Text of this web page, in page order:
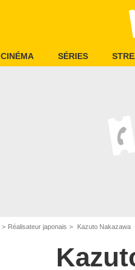
CINÉMA SÉRIES
Réalisateur japonais Kazuto Nakazawa